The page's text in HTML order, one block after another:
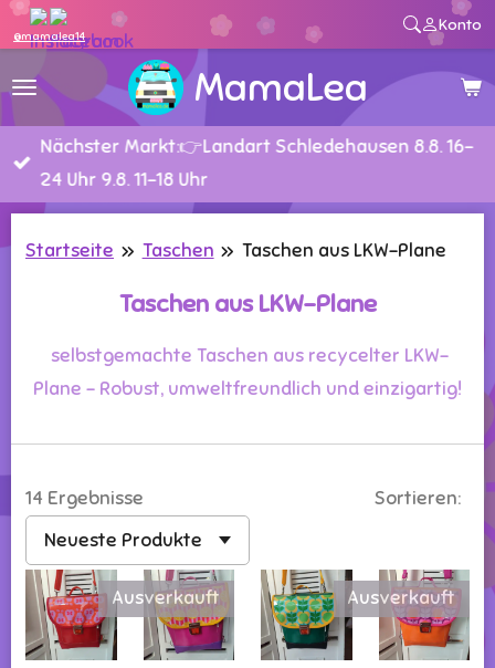
@mamalea14
Konto
Zum
Hauptinhalt
springen
MamaLea
Nächster Markt:👉Landart Schledehausen 8.8. 16-
24 Uhr 9.8. 11-18 Uhr
Startseite » Taschen » Taschen aus LKW-Plane
Taschen aus LKW-Plane
selbstgemachte Taschen aus recycelter LKW-
Plane – Robust, umweltfreundlich und einzigartig!
14 Ergebnisse Sortieren:
Ausverkauft Ausverkauft